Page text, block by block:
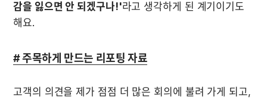
감을 잃으면 안 되겠구나!'라고 생각하게 된 계기이기도
해요.
# 주목하게 만드는 리포팅 자료
고객의 의견을 제가 점점 더 많은 회의에 불려 가게 되고,